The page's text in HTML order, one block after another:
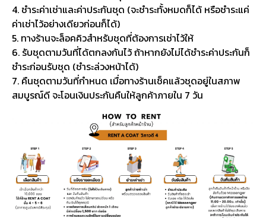
4. ชำระค่าเช่าและค่าประกันชุด (จะชำระทั้งหมดก็ได้ หรือชำระแค่
ค่าเช่าไว้อย่างเดียวก่อนก็ได้)
5. ทางร้านจะล็อคคิวสำหรับชุดที่ต้องการเช่าไว้ให้
6. รับชุดตามวันที่ได้ตกลงกันไว้ ถ้าหากยังไม่ได้ชำระค่าประกันก็
ชำระก่อนรับชุด (ชำระล่วงหน้าได้)
7. คืนชุดตามวันที่กำหนด เมื่อทางร้านเช็คแล้วชุดอยู่ในสภาพ
สมบูรณ์ดี จะโอนเงินประกันคืนให้ลูกค้าภายใน 7 วัน